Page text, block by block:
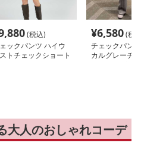
(税込)
ックパンツ ハイウ
トチェックショート
¥6,580(税
チェックパン
カルグレーチ
大人のおしゃれコーデ